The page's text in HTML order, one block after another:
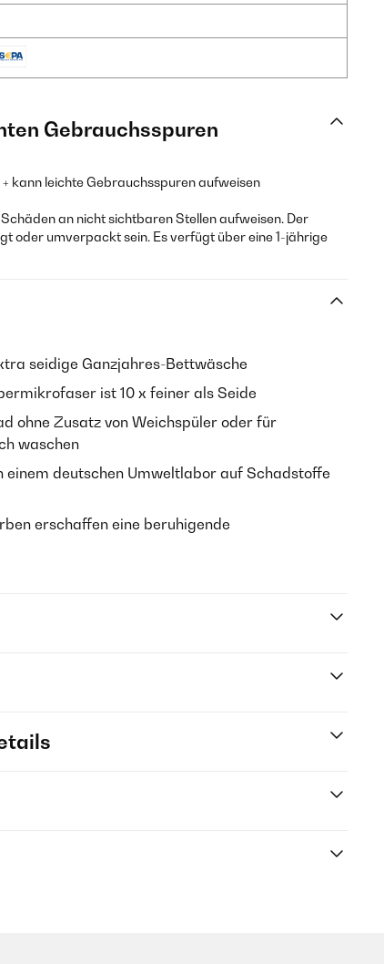
Gebrauchsspuren
kann leichte Gebrauchsspuren aufweisen
an nicht sichtbaren Stellen aufweisen. Der
oder umverpackt sein. Es verfügt über eine 1-jährige
seidige Ganzjahres-Bettwäsche
ist 10 x feiner als Seide
ohne Zusatz von Weichspüler oder für
waschen
einem deutschen Umweltlabor auf Schadstoffe
erschaffen eine beruhigende